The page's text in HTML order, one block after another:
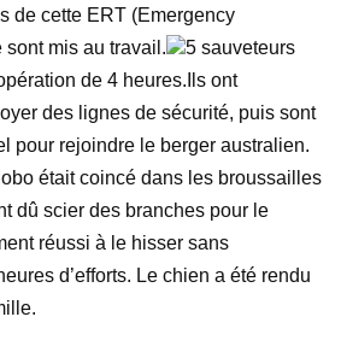
de cette ERT (Emergency
sont mis au travail.
5 sauveteurs
de 4 heures.Ils ont
des lignes de sécurité, puis sont
pour rejoindre le berger australien.
était coincé dans les broussailles
dû scier des branches pour le
réussi à le hisser sans
d’efforts. Le chien a été rendu